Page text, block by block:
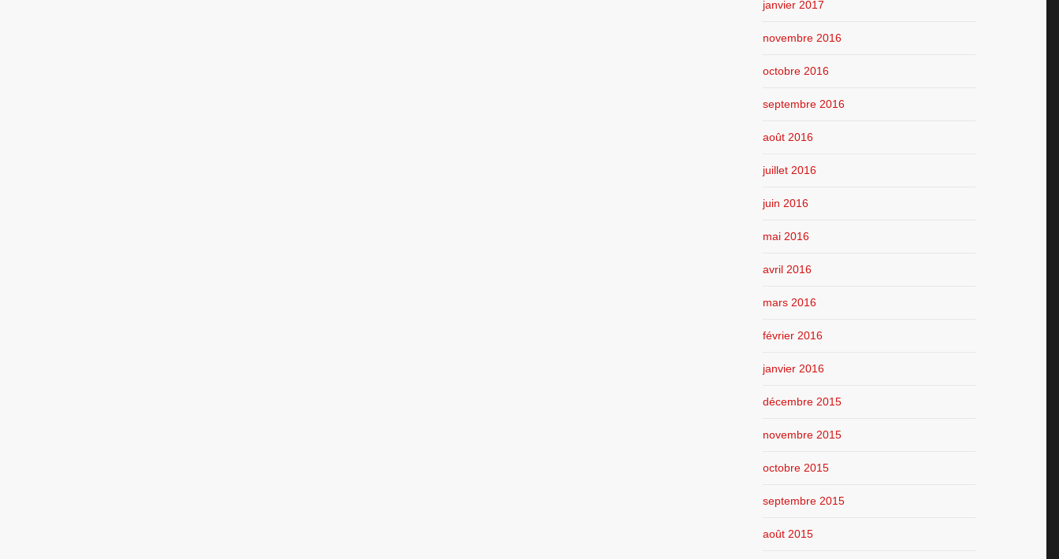
janvier 2017
novembre 2016
octobre 2016
septembre 2016
août 2016
juillet 2016
juin 2016
mai 2016
avril 2016
mars 2016
février 2016
janvier 2016
décembre 2015
novembre 2015
octobre 2015
septembre 2015
août 2015